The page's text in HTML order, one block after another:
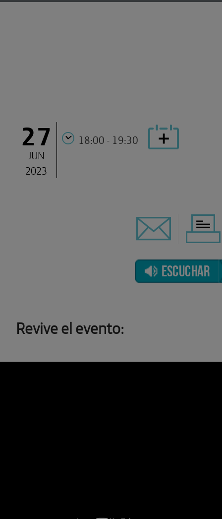
27
JUN
2023
18:00 - 19:30
ESCUCHAR
Revive el evento: